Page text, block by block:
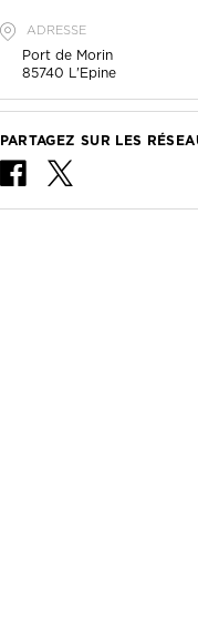
ADRESSE
Port de Morin
85740 L'Epine
PARTAGEZ SUR LES